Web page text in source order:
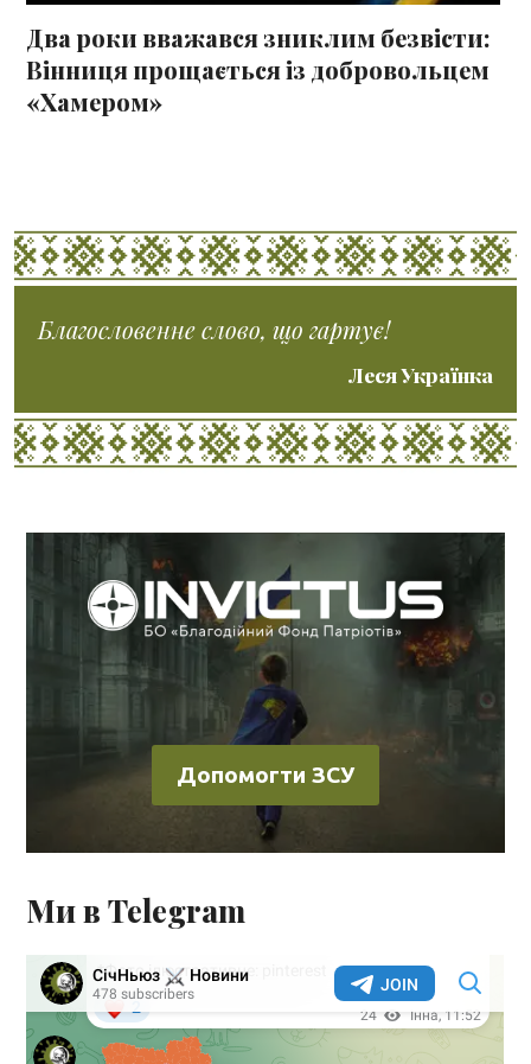
Два роки вважався зниклим безвісти:
Вінниця прощається із добровольцем
«Хамером»
Благословенне слово, що гартує!
Леся Українка
Допомогти ЗСУ
Ми в Telegram